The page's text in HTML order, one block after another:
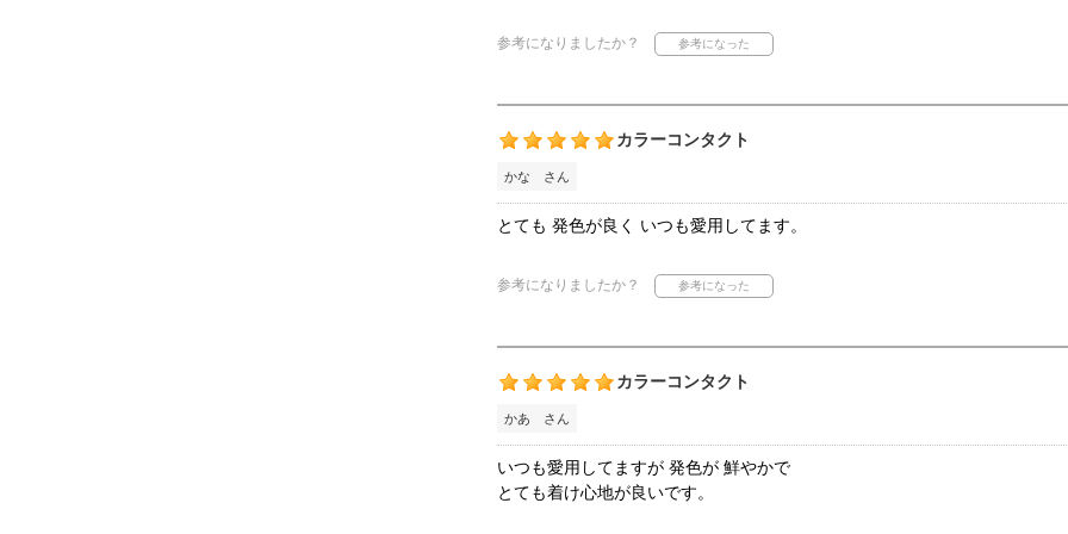
参考になりましたか？
カラーコンタクト
かな さん
とても 発色が良く いつも愛用してます。
参考になりましたか？
カラーコンタクト
かあ さん
いつも愛用してますが 発色が 鮮やかで
とても着け心地が良いです。